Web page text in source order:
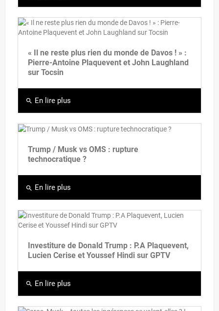
« Il ne reste plus rien du monde de Davos ! » :
Pierre-Antoine Plaquevent et John Laughland
sur Tocsin
search En lire plus
Trump / Musk vs OMS : rupture
technocratique ?
search En lire plus
Investiture de Donald Trump : P.A Plaquevent,
Lucien Cerise et Youssef Hindi sur GPTV
search En lire plus